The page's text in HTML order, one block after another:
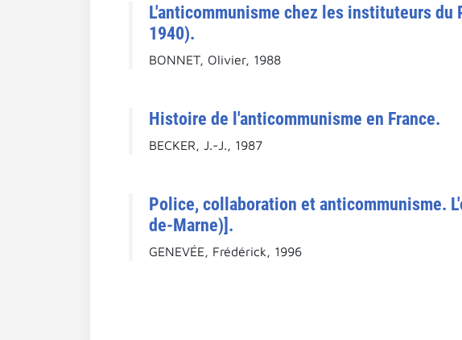
L'anticommunisme chez les instituteurs du
1940).
BONNET, Olivier, 1988
Histoire de l'anticommunisme en France.
BECKER, J.-J., 1987
Police, collaboration et anticommunisme.
de-Marne)].
GENEVÉE, Frédérick, 1996